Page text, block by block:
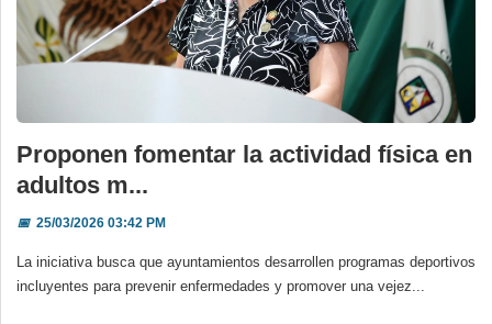
Proponen fomentar la actividad física en
adultos m...
📅25/03/2026 03:42 PM
La iniciativa busca que ayuntamientos desarrollen programas deportivos
incluyentes para prevenir enfermedades y promover una vejez...